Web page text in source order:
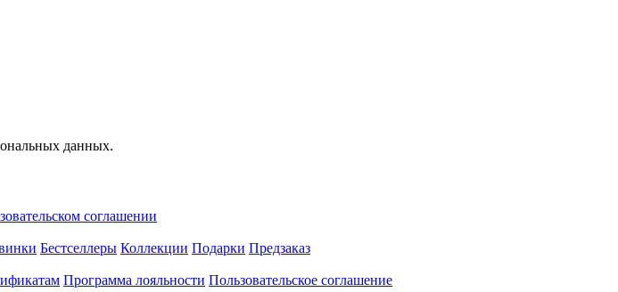
данных.
соглашении
Бестселлеры Коллекции Подарки Предзаказ
Программа лояльности Пользовательское соглашение